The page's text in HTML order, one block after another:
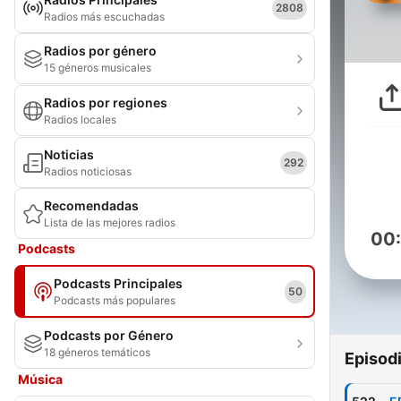
Radios más escuchadas
2808
Radios por género
15 géneros musicales
Radios por regiones
Radios locales
Noticias
Radios noticiosas
292
Recomendadas
Lista de las mejores radios
Podcasts
Podcasts Principales
Podcasts más populares
50
Podcasts por Género
18 géneros temáticos
Música